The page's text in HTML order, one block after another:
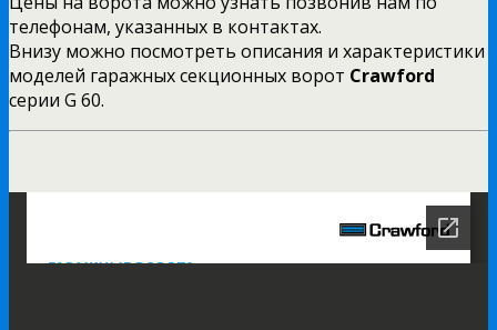
телефонам, указанных в контактах.
Внизу можно посмотреть описания и характеристики
моделей гаражных секционных ворот Crawford
серии G 60.